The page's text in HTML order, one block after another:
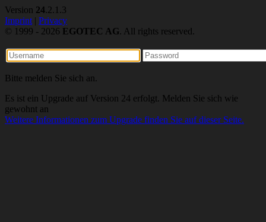
Version 24.2.1.3
Imprint | Privacy
© 1999 - 2026 EGOTEC AG. All rights reserved.
Bitte melden Sie sich an.
Es ist ein Upgrade auf Version 24 erfolgt. Melden Sie sich wie
gewohnt an
Weitere Informationen zum Upgrade finden Sie auf dieser Seite.